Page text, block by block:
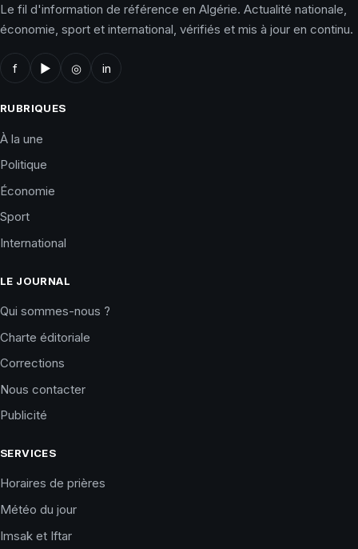
Le fil d'information de référence en Algérie. Actualité nationale,
économie, sport et international, vérifiés et mis à jour en continu.
f ▶ ◎ in
RUBRIQUES
À la une
Politique
Économie
Sport
International
LE JOURNAL
Qui sommes-nous ?
Charte éditoriale
Corrections
Nous contacter
Publicité
SERVICES
Horaires de prières
Météo du jour
Imsak et Iftar